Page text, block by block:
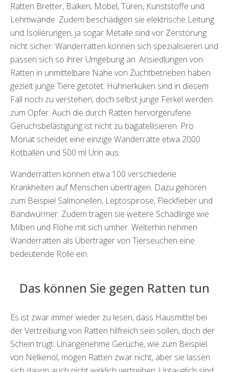
Ratten Bretter, Balken, Möbel, Türen, Kunststoffe und
Lehmwände. Zudem beschädigen sie elektrische Leitung
und Isolierungen, ja sogar Metalle sind vor Zerstörung
nicht sicher. Wanderratten können sich spezialisieren und
passen sich so ihrer Umgebung an. Ansiedlungen von
Ratten in unmittelbare Nähe von Zuchtbetrieben haben
gezielt junge Tiere getötet. Hühnerküken sind in diesem
Fall noch zu verstehen, doch selbst junge Ferkel werden
zum Opfer. Auch die durch Ratten hervorgerufene
Geruchsbelästigung ist nicht zu bagatellisieren. Pro
Monat scheidet eine einzige Wanderratte etwa 2000
Kotballen und 500 ml Urin aus.
Wanderratten können etwa 100 verschiedene
Krankheiten auf Menschen übertragen. Dazu gehören
zum Beispiel Salmonellen, Leptospirose, Fleckfieber und
Bandwürmer. Zudem tragen sie weitere Schädlinge wie
Milben und Flöhe mit sich umher. Weiterhin nehmen
Wanderratten als Überträger von Tierseuchen eine
bedeutende Rolle ein.
Das können Sie gegen Ratten tun
Es ist zwar immer wieder zu lesen, dass Hausmittel bei
der Vertreibung von Ratten hilfreich sein sollen, doch der
Schein trügt. Unangenehme Gerüche, wie zum Beispiel
von Nelkenöl, mögen Ratten zwar nicht, aber sie lassen